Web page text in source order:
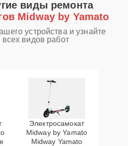
виды ремонта
Midway by Yamato
устройства и узнайте
всех видов работ
Электросамокат
Midway by Yamato
Midway Yamato